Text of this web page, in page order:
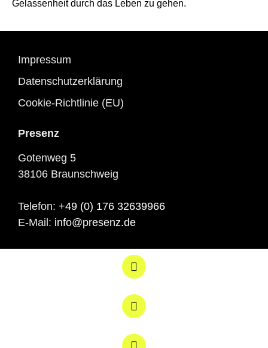
Gelassenheit durch das Leben zu gehen.
Impressum
Datenschutzerklärung
Cookie-Richtlinie (EU)
Presenz
Gotenweg 5
38106 Braunschweig
Telefon: +49 (0) 176 32639966
E-Mail: info@presenz.de